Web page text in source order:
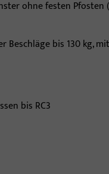
ohne festen Pfosten
Beschläge bis 130 kg,
bis RC3